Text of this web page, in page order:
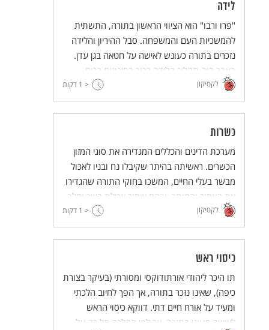
לידה
"פרו ורבו" הוא הציווי הראשון בתורה, התשתית
להמשכיות העם והמשפחה. סבל ההיריון והלידה
נזכרים בתורה כעונש לאישה על חטאה בגן עדן.
בעבר היה תהליך הלידה כרוך בסיכונים רבים,
ומכאן הסגולות והטקסים שהתפתחו לשמירה על
היולדת והרך הנולד.
לקסיקון < 1 דקות
כשרות
מערכת הדינים והכללים המגדירה את סוגי המזון
הכשרים. ראשיתה בהיתר שקיבלו נח ובניו לאכול
מבשר בעלי החיים, המשכו בחוקי התורה שהגדירו
את האסור והמותר, ובהם איסור אכילת בשר וחלב,
וסייגים שנוספו במהלך הדורות (כגון: כלים וכיורים
נפרדים).
לקסיקון < 1 דקות
כיסוי ראש
תו היכר ליהודי אורתודוקסי ומסורתי (בעיקר בצורת
כיפה), שאינו נזכר בתורה, אך הפך לחיוב הלכתי
ומעיד על אורח חיים דתי. דווקא כיסוי הראש
לאישה מעוגן בתורה, אך לפי ההלכה חל רק על